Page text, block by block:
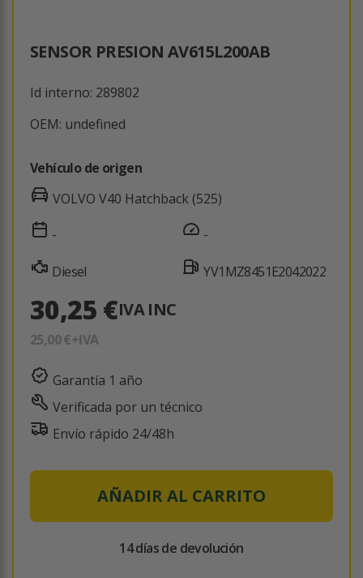
SENSOR PRESION AV615L200AB
Id interno: 289802
OEM: undefined
Vehículo de origen
VOLVO V40 Hatchback (525)
-
Diesel
-
YV1MZ8451E2042022
30,25 €IVA INC
25,00 €+IVA
Garantía 1 año
Verificada por un técnico
Envío rápido 24/48h
AÑADIR AL CARRITO
14 días de devolución